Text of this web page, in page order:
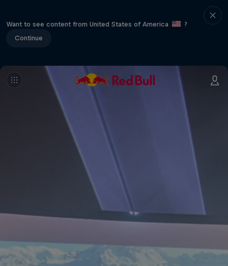
Want to see content from United States of America
?
Continue